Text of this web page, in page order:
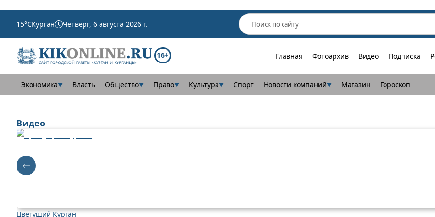
15°CКурган Четверг, 6 августа 2026 г.
16+ Главная Фотоархив Видео Подписка
Экономика▼ Власть Общество▼ Право▼ Культура▼ Спорт Новости компаний▼ Магазин Гороскоп
Видео
Цветущий Курган